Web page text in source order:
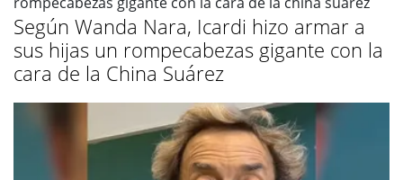
Según Wanda Nara, Icardi hizo armar a
sus hijas un rompecabezas gigante con la
cara de la China Suárez